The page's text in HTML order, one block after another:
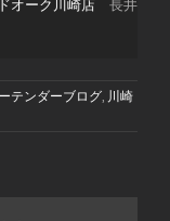
オーク川崎店 長井
テンダーブログ, 川崎